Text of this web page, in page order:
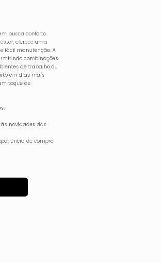
busca conforto
oferece uma
fácil manutenção. A
combinações
de trabalho ou
em dias mais
toque de
novidades das
de compra